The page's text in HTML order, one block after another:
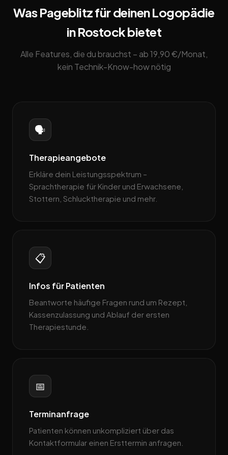
Was Pageblitz für deinen Logopädie
in Rostock bietet
Alle Features, die du brauchst – ab 19,90 €/Monat,
kein Technik-Know-how nötig
🗣️
Therapieangebote
Erkläre dein Leistungsspektrum –
Sprachtherapie für Kinder und Erwachsene,
Stottern, Schlucktherapie und mehr.
📋
Infos für Patienten
Beantworte häufige Fragen rund um Rezept,
Kassenzulassung und Ablauf der ersten
Therapiestunde.
📅
Terminanfrage
Patienten können unkompliziert über das
Kontaktformular einen Ersttermin anfragen.